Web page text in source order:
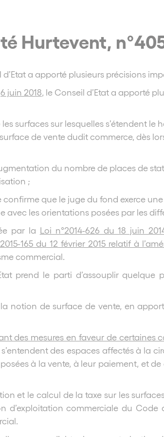
Hurtevent,
a apporté plusieurs précisions
6 juin 2018 , le Conseil d’Etat a apporté
surfaces sur lesquelles s’étendent
de vente dudit commerce, dès
du nombre de places de
;
que le juge du fond exerce
avec les orientations posées par les
par la Loi n°2014-626 du 18 juin
165 du 12 février 2015 relatif à
commercial.
prend le parti d’assouplir
la notion de surface de vente, en
des mesures en faveur de
des espaces affectés à la
à la vente, à leur paiement, et
et le calcul de la taxe sur les
d’exploitation commerciale du